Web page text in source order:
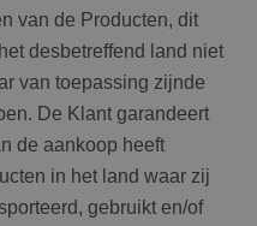
van de Producten, dit
desbetreffend land niet
van toepassing zijnde
De Klant garandeert
de aankoop heeft
in het land waar zij
gebruikt en/of